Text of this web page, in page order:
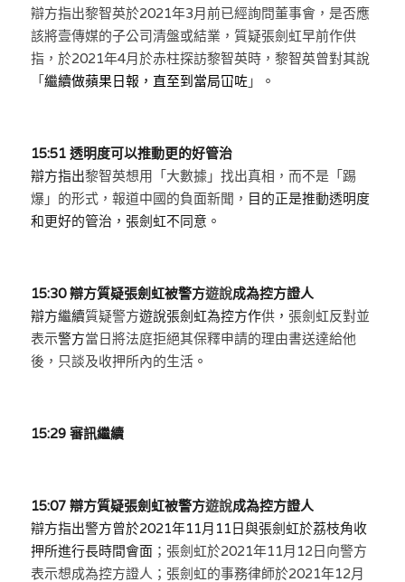
KOL 精選
大衛sir專欄
龔靜儀大律師專欄
陳貴春大律師專欄
溫志倫專欄
汪明欣專欄
莊豪鋒專欄
辯方指出黎智英於2021年3月前已經詢問董事會，是否應
該將壹傳媒的子公司清盤或結業，質疑張劍虹早前作供
指，於2021年4月於赤柱探訪黎智英時，黎智英曾對其說
「繼續做蘋果日報，直至到當局冚咗 」 。
15:51 透明度可以推動更的好管治
辯方指出黎智英想用「大數據」找出真相，而不是「踢
爆」的形式，報道中國的負面新聞， 目的正是推動透明度
和更好的管治 ，張劍虹不同意 。
15:30 辯方質疑張劍虹被警方遊說成為控方證人
辯方繼續質疑警方遊說張劍虹為控方作供 ， 張劍虹反對並
表示警方當日將法庭拒絕其保釋申請的理由書送達給他
後，只談及收押所內的生活 。
15:29 審訊繼續
15:07 辯方質疑張劍虹被警方遊說成為控方證人
辯方指出警方曾於2021年11月11日與張劍虹於荔枝角收
押所進行長時間會面 ；張劍虹於2021年11月12日向警方
表示想成為控方證人；張劍虹的事務律師於2021年12月